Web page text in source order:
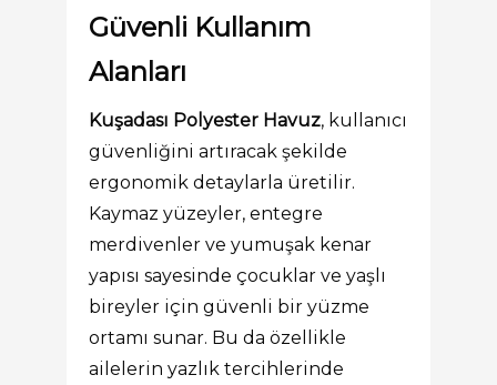
Güvenli Kullanım
Alanları
Kuşadası Polyester Havuz, kullanıcı
güvenliğini artıracak şekilde
ergonomik detaylarla üretilir.
Kaymaz yüzeyler, entegre
merdivenler ve yumuşak kenar
yapısı sayesinde çocuklar ve yaşlı
bireyler için güvenli bir yüzme
ortamı sunar. Bu da özellikle
ailelerin yazlık tercihlerinde